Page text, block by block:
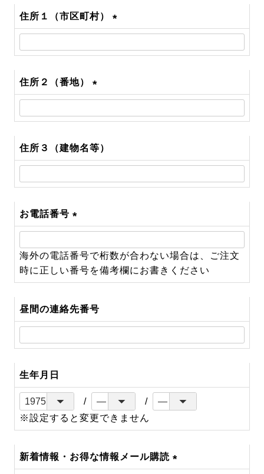
住所１（市区町村）
(必
須)
住所２（番地）
(必
須)
住所３（建物名等）
お電話番号
(必
須)
海外の電話番号で桁数が合わない場合は、ご注文
時に正しい番号を備考欄にお書きください
昼間の連絡先番号
生年月日
※設定すると変更できません
新着情報・お得な情報メール購読